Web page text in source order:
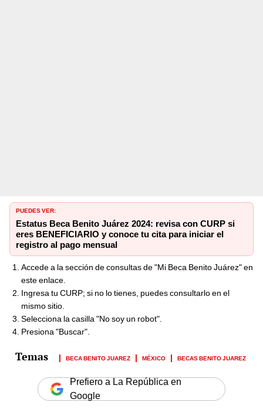
PUEDES VER:
Estatus Beca Benito Juárez 2024: revisa con CURP si
eres BENEFICIARIO y conoce tu cita para iniciar el
registro al pago mensual
Accede a la sección de consultas de "Mi Beca Benito Juárez" en
este enlace.
Ingresa tu CURP; si no lo tienes, puedes consultarlo en el
mismo sitio.
Selecciona la casilla "No soy un robot".
Presiona "Buscar".
BECA BENITO JUAREZ MÉXICO BECAS BENITO JUAREZ
Prefiero a La República en
Google